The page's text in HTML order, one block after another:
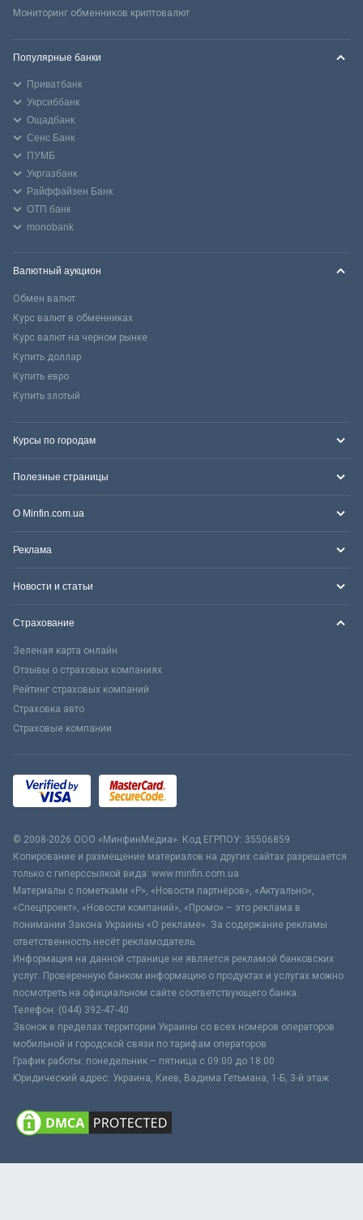
Мониторинг обменников криптовалют
Популярные банки
Приватбанк
Укрсиббанк
Ощадбанк
Сенс Банк
ПУМБ
Укргазбанк
Райффайзен Банк
ОТП банк
monobank
Валютный аукцион
Обмен валют
Курс валют в обменниках
Курс валют на черном рынке
Купить доллар
Купить евро
Купить злотый
Курсы по городам
Полезные страницы
О Minfin.com.ua
Реклама
Новости и статьи
Страхование
Зеленая карта онлайн
Отзывы о страховых компаниях
Рейтинг страховых компаний
Страховка авто
Страховые компании
© 2008-2026 ООО «МинфинМедиа». Код ЕГРПОУ: 35506859
Копирование и размещение материалов на других сайтах разрешается
только с гиперссылкой вида: www.minfin.com.ua
Материалы с пометками «Р», «Новости партнёров», «Актуально»,
«Спецпроект», «Новости компаний», «Промо» – это реклама в
понимании Закона Украины «О рекламе». За содержание рекламы
ответственность несёт рекламодатель.
Информация на данной странице не является рекламой банковских
услуг. Проверенную банком информацию о продуктах и услугах можно
посмотреть на официальном сайте соответствующего банка.
Телефон: (044) 392-47-40
Звонок в пределах территории Украины со всех номеров операторов
мобильной и городской связи по тарифам операторов
График работы: понедельник – пятница с 09:00 до 18:00
Юридический адрес: Украина, Киев, Вадима Гетьмана, 1-Б, 3-й этаж